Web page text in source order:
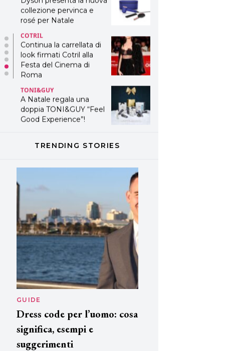
collezione pervinca e
rosé per Natale
COTRIL
Continua la carrellata di
look firmati Cotril alla
Festa del Cinema di
Roma
TONI&GUY
A Natale regala una
doppia TONI&GUY “Feel
Good Experience”!
LABEL.M lancia la sua
DAVINES
cofanetti beauty preziosi
per un regalo adatto ad
ogni capello
TRENDING STORIES
GUIDE
Dress code per l’uomo: cosa
significa, esempi e
suggerimenti